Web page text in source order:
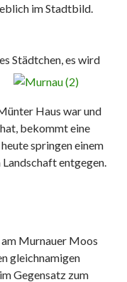
im Stadtbild.
Städtchen, es wird
Haus war und
bekommt eine
springen einem
entgegen.
Murnauer Moos
gleichnamigen
Gegensatz zum